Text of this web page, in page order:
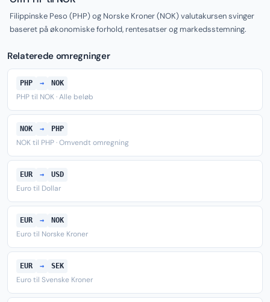
Filippinske Peso (PHP) og Norske Kroner (NOK) valutakursen svinger
baseret på økonomiske forhold, rentesatser og markedsstemning.
Relaterede omregninger
PHP → NOK
PHP til NOK · Alle beløb
NOK → PHP
NOK til PHP · Omvendt omregning
EUR → USD
Euro til Dollar
EUR → NOK
Euro til Norske Kroner
EUR → SEK
Euro til Svenske Kroner